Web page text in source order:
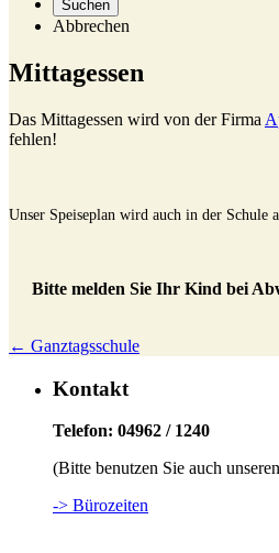
Abbrechen
Mittagessen
Das Mittagessen wird von der Firma
fehlen!
Unser Speiseplan wird auch in der Schule
Bitte melden Sie Ihr Kind bei
← Ganztagsschule
Kontakt
Telefon: 04962 / 1240
(Bitte benutzen Sie auch
-> Bürozeiten